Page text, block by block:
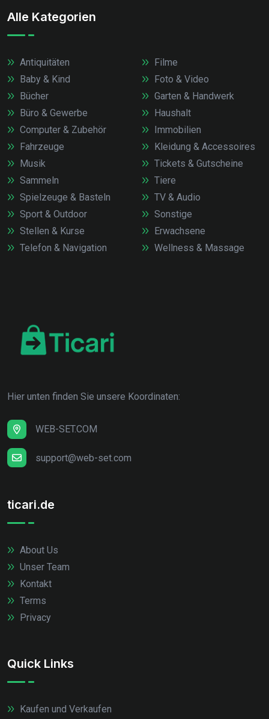
Alle Kategorien
Antiquitäten
Baby & Kind
Bücher
Büro & Gewerbe
Computer & Zubehör
Fahrzeuge
Filme
Foto & Video
Garten & Handwerk
Haushalt
Immobilien
Kleidung & Accessoires
Musik
Sammeln
Spielzeuge & Basteln
Sport & Outdoor
Stellen & Kurse
Telefon & Navigation
Tickets & Gutscheine
Tiere
TV & Audio
Sonstige
Erwachsene
Wellness & Massage
Hier unten finden Sie unsere Koordinaten:
WEB-SET.COM
support@web-set.com
ticari.de
About Us
Unser Team
Kontakt
Terms
Privacy
Quick Links
Kaufen und Verkaufen